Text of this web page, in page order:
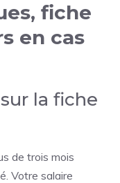
fiche
en cas
la fiche
de trois mois
Votre salaire